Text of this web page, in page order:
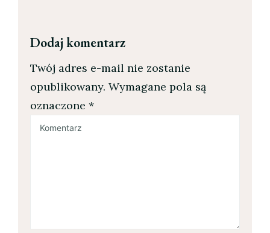
Dodaj komentarz
Twój adres e-mail nie zostanie
opublikowany. Wymagane pola są
oznaczone *